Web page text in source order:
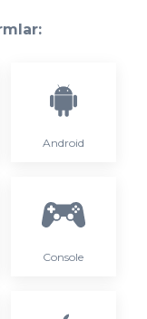
Android
Console